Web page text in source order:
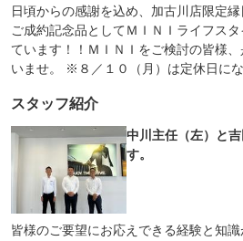
日頃からの感謝を込め、加古川店限定
ご成約記念品としてＭＩＮＩライフス
ています！！ＭＩＮＩをご検討の皆様
いませ。 ※８／１０（月）は定休日に
スタッフ紹介
中川主任（左）と
す。
皆様のご要望にお応えできる経験と知